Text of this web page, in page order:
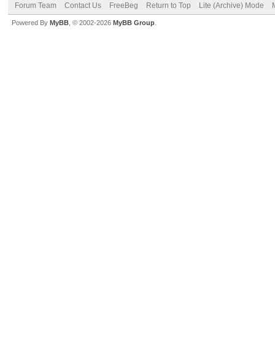
Forum Team Contact Us FreeBeg Return to Top Lite (Archive) Mode
Powered By MyBB , © 2002-2026 MyBB Group